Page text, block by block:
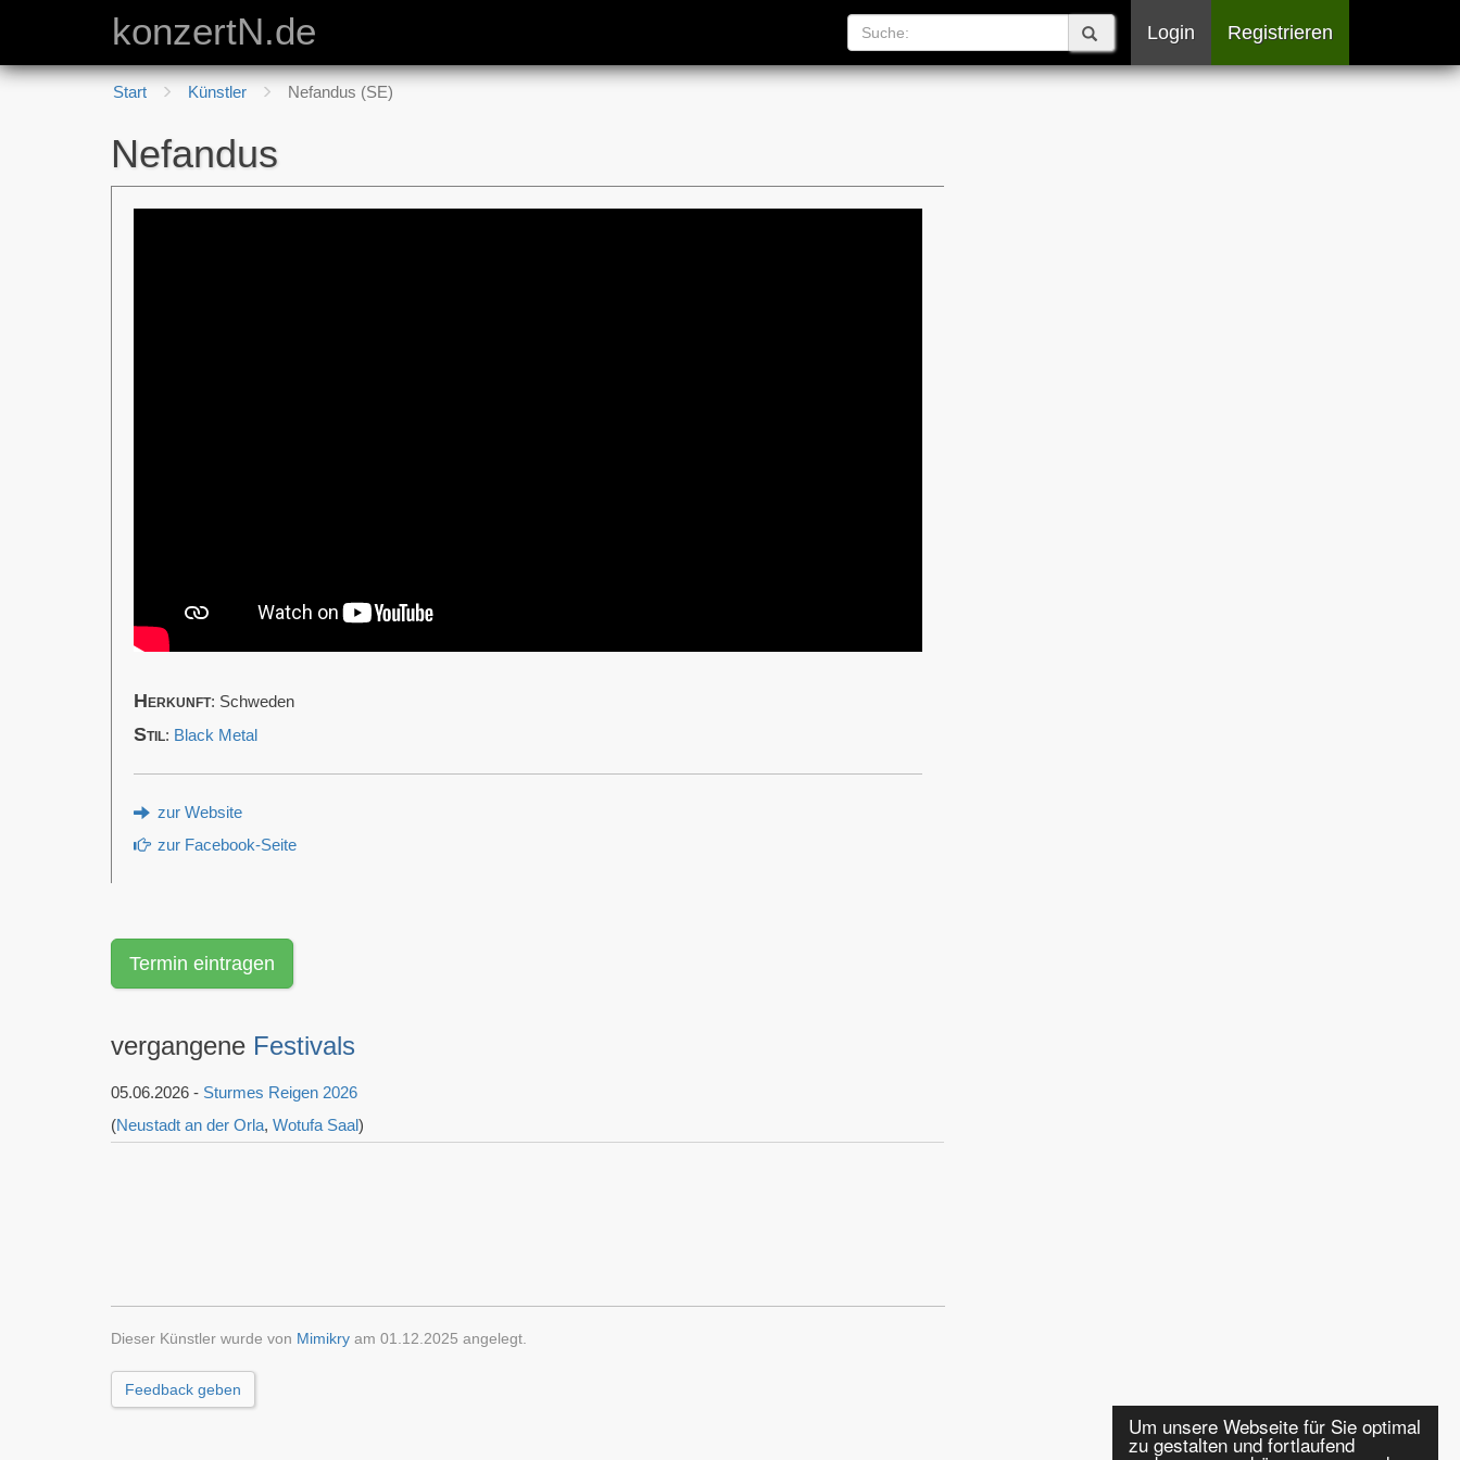
Um unsere Webseite für Sie optimal
zu gestalten und fortlaufend
konzertN.de Login Registrieren
Start Künstler Nefandus (SE)
Nefandus
Herkunft: Schweden
Stil: Black Metal
zur Website
zur Facebook-Seite
Termin eintragen
vergangene Festivals
05.06.2026 - Sturmes Reigen 2026
(Neustadt an der Orla, Wotufa Saal)
Dieser Künstler wurde von Mimikry am 01.12.2025 angelegt.
Feedback geben